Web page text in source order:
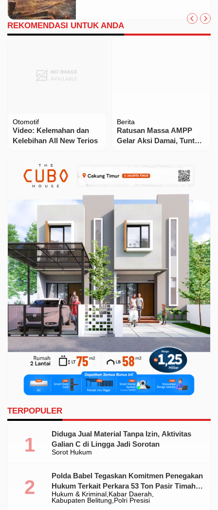
REKOMENDASI UNTUK ANDA
Otomotif
Video: Kelemahan dan
Kelebihan All New Terios
Berita
Ratusan Massa AMPP
Gelar Aksi Damai, Tuntut
TERPOPULER
Sorot Hukum
Diduga Jual Material Tanpa Izin, Aktivitas
Galian C di Lingga Jadi Sorotan
Hukum & Kriminal Kabar Daerah
Kabupaten Belitung Polri Presisi
Polda Babel Tegaskan Komitmen Penegakan
Hukum Terkait Perkara 53 Ton Pasir Timah
Ilegal Di Belitung